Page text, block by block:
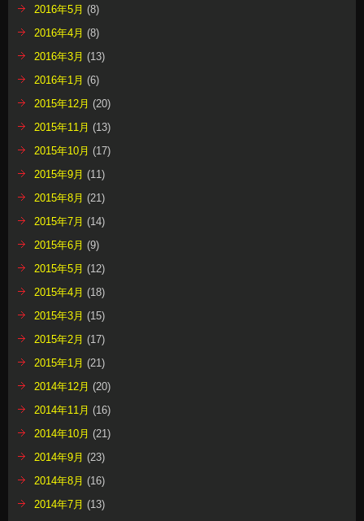
2016年5月 (8)
2016年4月 (8)
2016年3月 (13)
2016年1月 (6)
2015年12月 (20)
2015年11月 (13)
2015年10月 (17)
2015年9月 (11)
2015年8月 (21)
2015年7月 (14)
2015年6月 (9)
2015年5月 (12)
2015年4月 (18)
2015年3月 (15)
2015年2月 (17)
2015年1月 (21)
2014年12月 (20)
2014年11月 (16)
2014年10月 (21)
2014年9月 (23)
2014年8月 (16)
2014年7月 (13)